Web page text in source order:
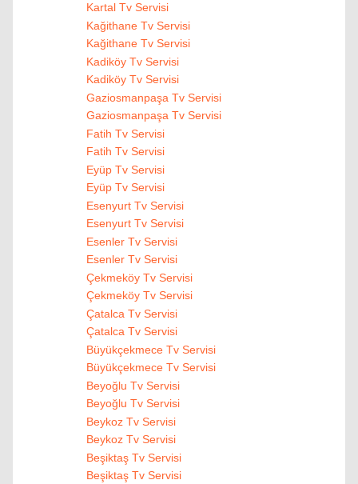
Kartal Tv Servisi
Kağithane Tv Servisi
Kağithane Tv Servisi
Kadiköy Tv Servisi
Kadiköy Tv Servisi
Gaziosmanpaşa Tv Servisi
Gaziosmanpaşa Tv Servisi
Fatih Tv Servisi
Fatih Tv Servisi
Eyüp Tv Servisi
Eyüp Tv Servisi
Esenyurt Tv Servisi
Esenyurt Tv Servisi
Esenler Tv Servisi
Esenler Tv Servisi
Çekmeköy Tv Servisi
Çekmeköy Tv Servisi
Çatalca Tv Servisi
Çatalca Tv Servisi
Büyükçekmece Tv Servisi
Büyükçekmece Tv Servisi
Beyoğlu Tv Servisi
Beyoğlu Tv Servisi
Beykoz Tv Servisi
Beykoz Tv Servisi
Beşiktaş Tv Servisi
Beşiktaş Tv Servisi